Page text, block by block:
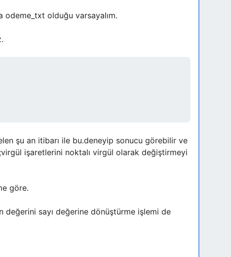
odeme_txt olduğu varsayalım.
şu an itibarı ile bu.deneyip sonucu görebilir ve
işaretlerini noktalı virgül olarak değiştirmeyi
göre.
değerini sayı değerine dönüştürme işlemi de